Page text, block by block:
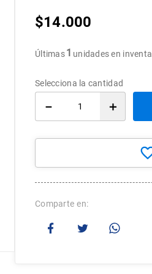
$14.000
Últimas1 unidades en
＋
－
Comparte